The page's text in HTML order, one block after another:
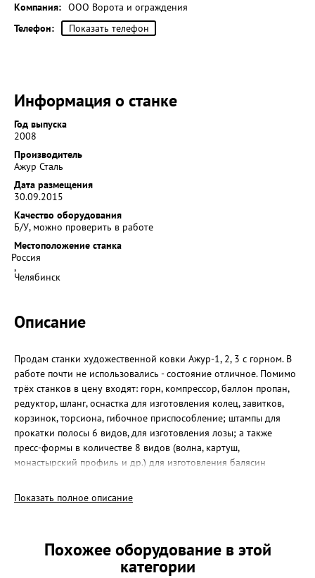
Компания: ООО Ворота и ограждения
Телефон:
Показать телефон
Информация о станке
Год выпуска
2008
Производитель
Ажур Сталь
Дата размещения
30.09.2015
Качество оборудования
Б/У, можно проверить в работе
Местоположение станка
Россия
,
Челябинск
Описание
Продам станки художественной ковки Ажур-1, 2, 3 с горном. В
работе почти не использовались - состояние отличное. Помимо
трёх станков в цену входят: горн, компрессор, баллон пропан,
редуктор, шланг, оснастка для изготовления колец, завитков,
корзинок, торсиона, гибочное приспособление; штампы для
прокатки полосы 6 видов, для изготовления лозы; а также
пресс-формы в количестве 8 видов (волна, картуш,
монастырский профиль и др.) для изготовления балясин
Показать полное описание
Похожее оборудование в этой
категории